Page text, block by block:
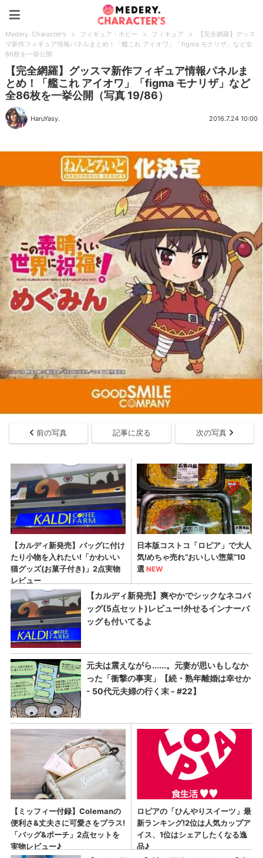
Medery. Character's > フィギュア・ホビー > フィギュア >
【完全網羅】グッス
マ新作フィギュア情報パネルまとめ！「艦これ アイオワ」「figma モナリザ」など全
86枚を一挙公開
【完全網羅】グッスマ新作フィギュア情報パネルま
とめ！「艦これ アイオワ」「figma モナリザ」など
全86枚を一挙公開（写真 19/86）
HaruYasy. 2016.7.24 10:00
前の写真 記事に戻る 次の写真